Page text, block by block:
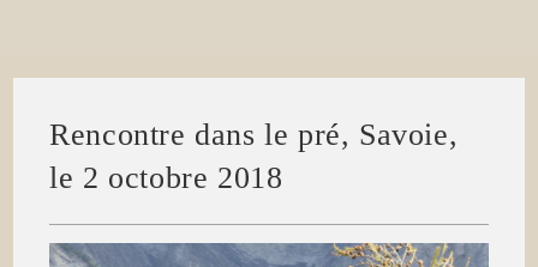
Rencontre dans le pré, Savoie,
le 2 octobre 2018